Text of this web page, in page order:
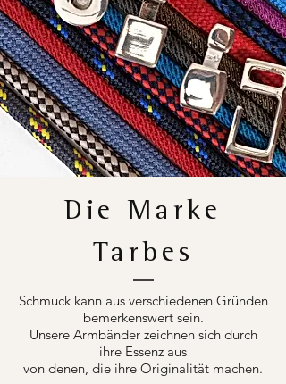
Die Marke
Tarbes
Schmuck kann aus verschiedenen Gründen
bemerkenswert sein.
Unsere Armbänder zeichnen sich durch
ihre Essenz aus
von denen, die ihre Originalität machen.